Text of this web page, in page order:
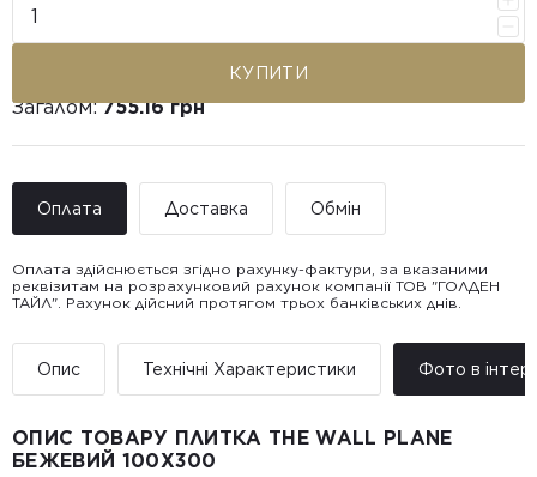
КУПИТИ
Загалом:755.16 грн
Оплата Доставка Обмін
Оплата здійснюється згідно рахунку-фактури, за вказаними
реквізитам на розрахунковий рахунок компанії ТОВ "ГОЛДЕН
ТАЙЛ". Рахунок дійсний протягом трьох банківських днів.
товару.
Вартість доставки:
До 5 м² — доставка за рахунок покупця.
силами Продавця чи залученого ним перевізника/кур’єра.
Опис Технічні Характеристики Фото в
ОПИС ТОВАРУ ПЛИТКА THE WALL PLANE
БЕЖЕВИЙ 100X300